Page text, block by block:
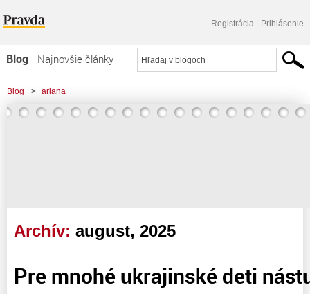
Registrácia Prihlásenie
Blog
Najnovšie články
Najčítanejšie články
Najkomentovanejšie články
Blog > ariana
> Pre mnohé ukrajinské deti nástup do školy znamená záchranu
Archív: august, 2025
Pre mnohé ukrajinské deti